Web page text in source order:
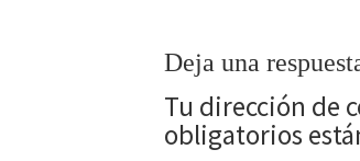
Deja una
Tu dirección de
obligatorios